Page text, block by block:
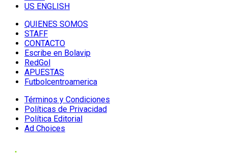
US ENGLISH
QUIENES SOMOS
STAFF
CONTACTO
Escribe en Bolavip
RedGol
APUESTAS
Futbolcentroamerica
Términos y Condiciones
Políticas de Privacidad
Política Editorial
Ad Choices